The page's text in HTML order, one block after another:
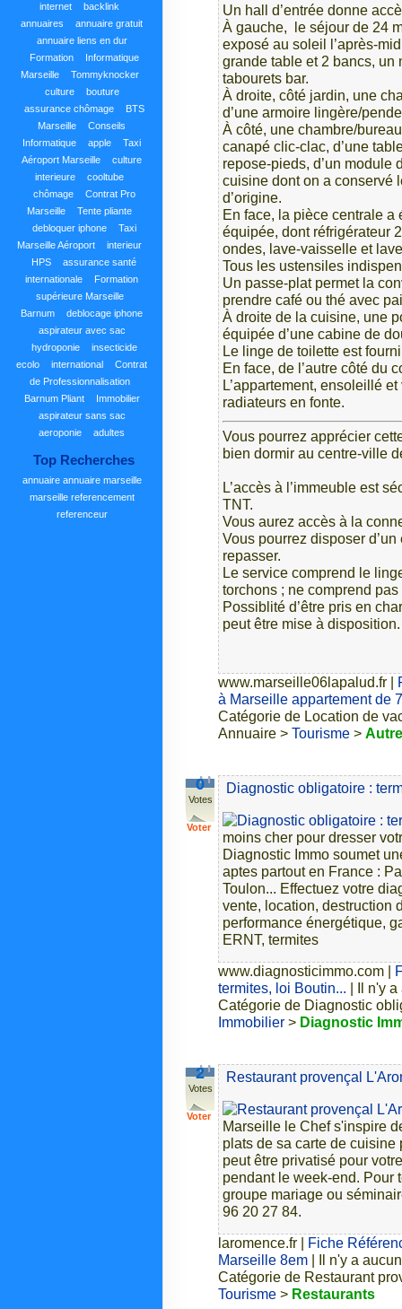
internet
backlink
annuaires
annuaire gratuit
annuaire liens en dur
Formation
Informatique
Marseille
Tommyknocker
culture
bouture
assurance chômage
BTS
Marseille
Conseils
Informatique
apple
Taxi
Aéroport Marseille
culture
interieure
cooltube
chômage
Contrat Pro
Marseille
Tente pliante
debloquer iphone
Taxi
Marseille Aéroport
interieur
HPS
assurance santé
internationale
Formation
supérieure Marseille
Barnum
deblocage iphone
aspirateur avec sac
hydroponie
insecticide
ecolo
international
Contrat
de Professionnalisation
Barnum Pliant
Immobilier
aspirateur sans sac
aeroponie
adultes
Top Recherches
annuaire annuaire marseille
marseille referencement
referenceur
Un hall d’entrée donne
À gauche, le séjour de 24
exposé au soleil l’après-
grande table et 2 bancs, un
tabourets bar.
À droite, côté jardin, une
d’une armoire lingère/
À côté, une chambre/
canapé clic-clac, d’une
repose-pieds, d’un module
cuisine dont on a conservé
d’origine.
En face, la pièce centrale
équipée, dont réfrigérateur
ondes, lave-vaisselle et
Tous les ustensiles
Un passe-plat permet la
prendre café ou thé avec
À droite de la cuisine, une
équipée d’une cabine de
Le linge de toilette est
En face, de l’autre côté du
L’appartement, ensoleillé
radiateurs en fonte.
Vous pourrez apprécier
bien dormir au centre-ville
L’accès à l’immeuble est
TNT.
Vous aurez accès à la
Vous pourrez disposer
repasser.
Le service comprend le
torchons ; ne comprend
Possiblité d’être pris en
peut être mise à disposition.
www.marseille06lapalud.fr
à Marseille appartement de
Catégorie de Location de
Annuaire > Tourisme >
0
Votes
Voter
Diagnostic obligatoire :
moins cher pour dresser
Diagnostic Immo soumet
aptes partout en France :
Toulon... Effectuez votre
vente, location, destruction
performance énergétique,
ERNT, termites
www.diagnosticimmo.com
termites, loi Boutin... | Il n'y
Catégorie de Diagnostic
Immobilier > Diagnostic
2
Votes
Voter
Restaurant provençal
Marseille le Chef s'inspire
plats de sa carte de
peut être privatisé pour
pendant le week-end. Pour
groupe mariage ou
96 20 27 84.
laromence.fr
Fiche
Marseille 8em | Il n'y a
Catégorie de Restaurant
Tourisme > Restaurants